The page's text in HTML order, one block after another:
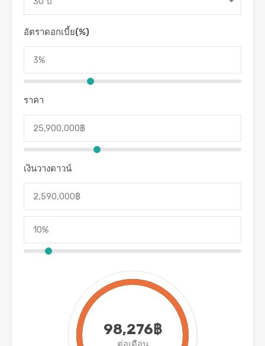
อัตราดอกเบี้ย(%)
ราคา
เงินวางดาวน์
98,276฿